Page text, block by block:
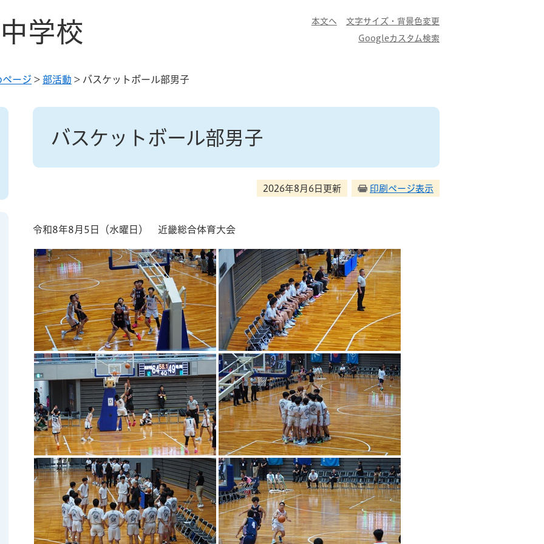
学校 本文へ
文字サイズ・背景色変更
Googleカスタム検索
ページ > 部活動 > バスケットボール部男子
本
バスケットボール部男子
2026年8月6日更新 印刷ページ表示
令和8年8月5日（水曜日） 近畿総合体育大会